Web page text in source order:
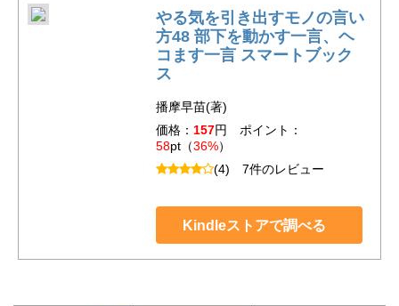
やる気を引き出すモノの言い
方48 部下を動かす一言、ヘ
コます一言 スマートブック
ス
播摩早苗(著)
価格： 157円 ポイント：
58pt（36%）
(4) 7件のレビュー
Kindleストアで調べる